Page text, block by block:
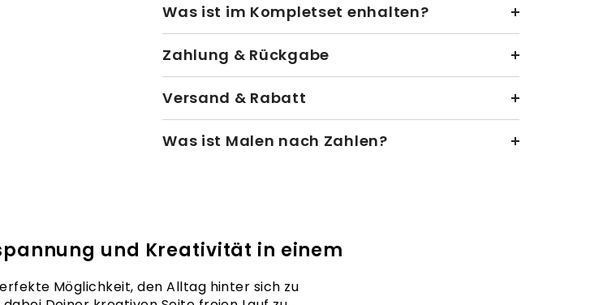
Was ist im Kompletset enhalten?
Zahlung & Rückgabe
Versand & Rabatt
Was ist Malen nach Zahlen?
und Kreativität in einem
Möglichkeit, den Alltag hinter sich zu